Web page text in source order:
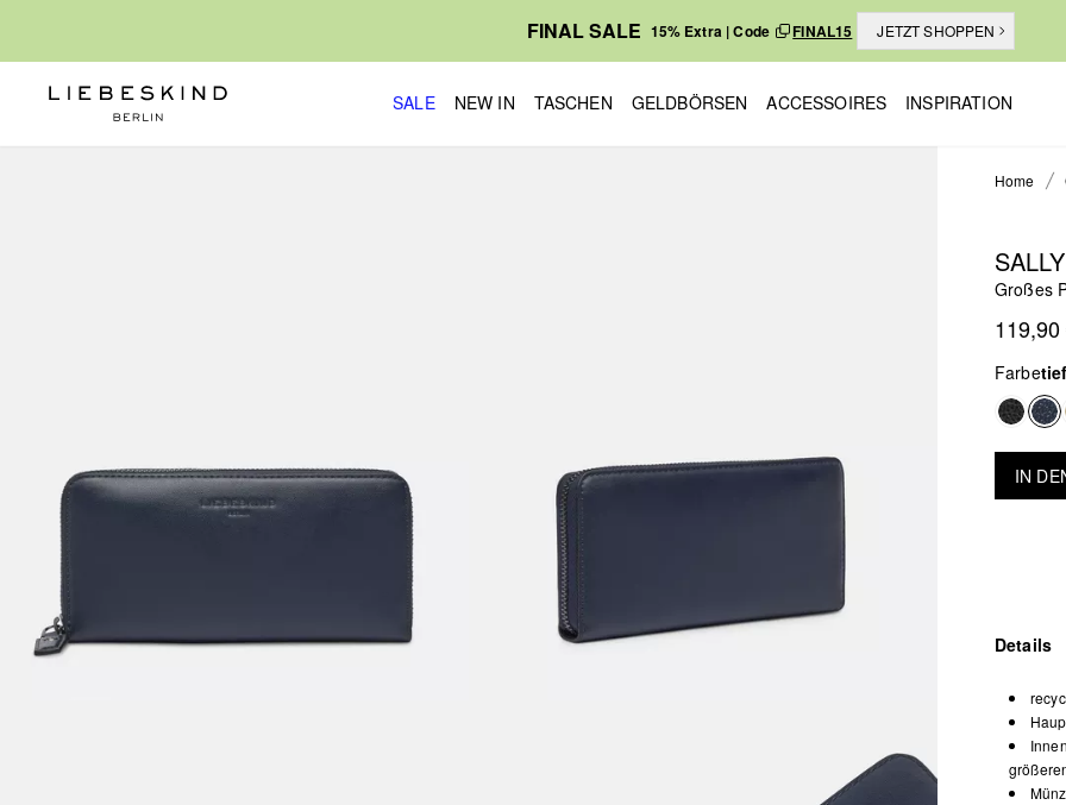
FINAL SALE 15% Extra | Code FINAL15 JETZT SHOPPEN
SALE NEW IN TASCHEN GELDBÖRSEN ACCESSOIRES INSPIRATION
Home
Großes
119,90
Farbe
IN
Details